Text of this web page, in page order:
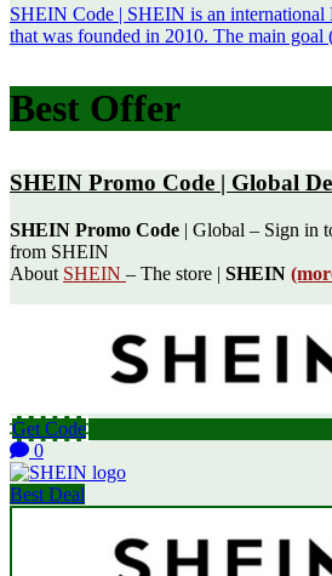
SHEIN Code | SHEIN is an international
that was founded in 2010. The main
Best Offer
SHEIN Promo Code | Global
SHEIN Promo Code | Global – Sign in
from SHEIN
About SHEIN – The store | SHEIN
Get Code
0
Best Deal